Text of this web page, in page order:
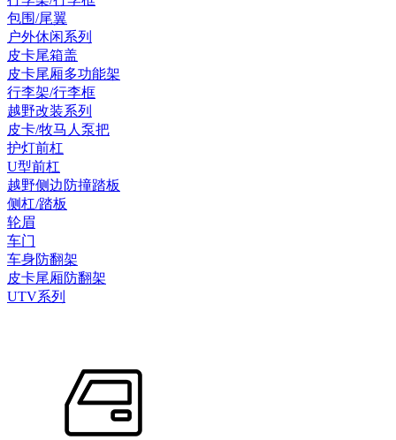
包围/尾翼
户外休闲系列
皮卡尾箱盖
皮卡尾厢多功能架
行李架/行李框
越野改装系列
皮卡/牧马人泵把
护灯前杠
U型前杠
越野侧边防撞踏板
侧杠/踏板
轮眉
车门
车身防翻架
皮卡尾厢防翻架
UTV系列